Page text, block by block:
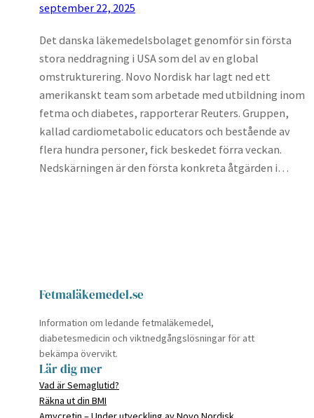
september 22, 2025
Det danska läkemedelsbolaget genomför sin första
stora neddragning i USA som del av en global
omstrukturering. Novo Nordisk har lagt ned ett
amerikanskt team som arbetade med utbildning inom
fetma och diabetes, rapporterar Reuters. Gruppen,
kallad cardiometabolic educators och bestående av
flera hundra personer, fick beskedet förra veckan.
Nedskärningen är den första konkreta åtgärden i…
Fetmaläkemedel.se
Information om ledande fetmaläkemedel,
diabetesmedicin och viktnedgångslösningar för att
bekämpa övervikt.
Lär dig mer
Vad är Semaglutid?
Räkna ut din BMI